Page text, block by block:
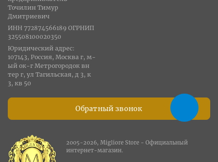
Обратный звонок
Точилин Тимур
Дмитриевич
ИНН 772874566189 ОГРНИП
325508100020350
Юридический адрес:
107143, Россия, Москва г, м-
ый ок-г Метрогородок вн
тер г, ул Тагильская, д 3, к
3, кв 50
2005-2026, Migliore Store - Официальный
интернет-магазин.